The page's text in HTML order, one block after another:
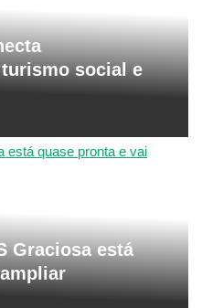
social e
Graciosa está